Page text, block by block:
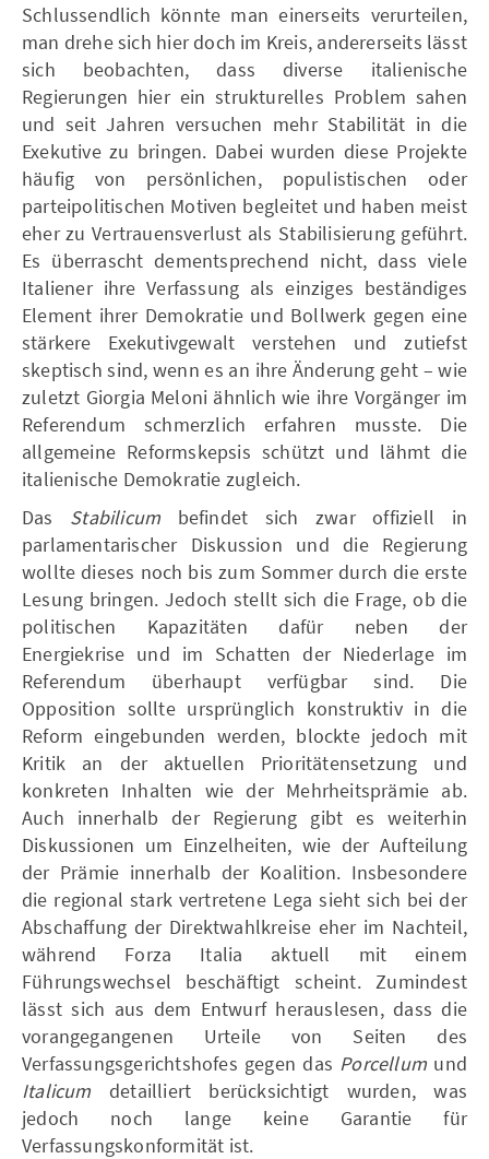
Schlussendlich könnte man einerseits verurteilen,
man drehe sich hier doch im Kreis, andererseits lässt
sich beobachten, dass diverse italienische
Regierungen hier ein strukturelles Problem sahen
und seit Jahren versuchen mehr Stabilität in die
Exekutive zu bringen. Dabei wurden diese Projekte
häufig von persönlichen, populistischen oder
parteipolitischen Motiven begleitet und haben meist
eher zu Vertrauensverlust als Stabilisierung geführt.
Es überrascht dementsprechend nicht, dass viele
Italiener ihre Verfassung als einziges beständiges
Element ihrer Demokratie und Bollwerk gegen eine
stärkere Exekutivgewalt verstehen und zutiefst
skeptisch sind, wenn es an ihre Änderung geht – wie
zuletzt Giorgia Meloni ähnlich wie ihre Vorgänger im
Referendum schmerzlich erfahren musste. Die
allgemeine Reformskepsis schützt und lähmt die
italienische Demokratie zugleich.
Das Stabilicum befindet sich zwar offiziell in
parlamentarischer Diskussion und die Regierung
wollte dieses noch bis zum Sommer durch die erste
Lesung bringen. Jedoch stellt sich die Frage, ob die
politischen Kapazitäten dafür neben der
Energiekrise und im Schatten der Niederlage im
Referendum überhaupt verfügbar sind. Die
Opposition sollte ursprünglich konstruktiv in die
Reform eingebunden werden, blockte jedoch mit
Kritik an der aktuellen Prioritätensetzung und
konkreten Inhalten wie der Mehrheitsprämie ab.
Auch innerhalb der Regierung gibt es weiterhin
Diskussionen um Einzelheiten, wie der Aufteilung
der Prämie innerhalb der Koalition. Insbesondere
die regional stark vertretene Lega sieht sich bei der
Abschaffung der Direktwahlkreise eher im Nachteil,
während Forza Italia aktuell mit einem
Führungswechsel beschäftigt scheint. Zumindest
lässt sich aus dem Entwurf herauslesen, dass die
vorangegangenen Urteile von Seiten des
Verfassungsgerichtshofes gegen das Porcellum und
Italicum detailliert berücksichtigt wurden, was
jedoch noch lange keine Garantie für
Verfassungskonformität ist.